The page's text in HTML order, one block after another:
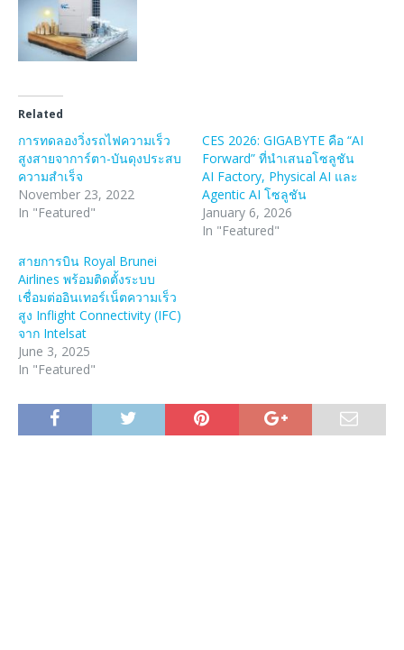
Related
การทดลองวิ่งรถไฟความเร็ว
สูงสายจาการ์ตา-บันดุงประสบ
ความสำเร็จ
November 23, 2022
In "Featured"
CES 2026: GIGABYTE คือ “AI
Forward” ที่นำเสนอโซลูชัน
AI Factory, Physical AI และ
Agentic AI โซลูชัน
January 6, 2026
In "Featured"
สายการบิน Royal Brunei
Airlines พร้อมติดตั้งระบบ
เชื่อมต่ออินเทอร์เน็ตความเร็ว
สูง Inflight Connectivity (IFC)
จาก Intelsat
June 3, 2025
In "Featured"